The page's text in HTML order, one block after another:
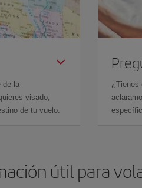
de la
visado,
de tu vuelo.
¿Tienes
útil para